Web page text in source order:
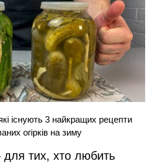
існують 3 найкращих рецепти
огірків на зиму
тих, хто любить